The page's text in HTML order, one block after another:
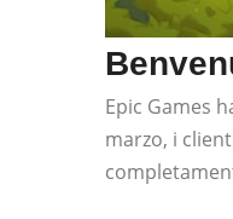
Epic Games
marzo, i